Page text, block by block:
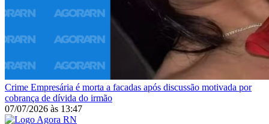
Crime Empresária é morta a facadas após discussão motivada por
cobrança de dívida do irmão
07/07/2026 às 13:47